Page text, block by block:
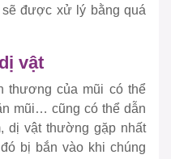
được xử lý bằng quá
vật
thương của mũi có thể
mũi… cũng có thể dẫn
dị vật thường gặp nhất
bị bắn vào khi chúng